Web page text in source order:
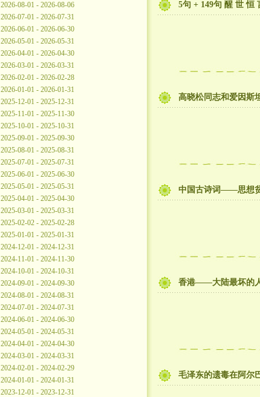
2026-08-01 - 2026-08-06
2026-07-01 - 2026-07-31
2026-06-01 - 2026-06-30
2026-05-01 - 2026-05-31
2026-04-01 - 2026-04-30
2026-03-01 - 2026-03-31
2026-02-01 - 2026-02-28
2026-01-01 - 2026-01-31
2025-12-01 - 2025-12-31
2025-11-01 - 2025-11-30
2025-10-01 - 2025-10-31
2025-09-01 - 2025-09-30
2025-08-01 - 2025-08-31
2025-07-01 - 2025-07-31
2025-06-01 - 2025-06-30
2025-05-01 - 2025-05-31
2025-04-01 - 2025-04-30
2025-03-01 - 2025-03-31
2025-02-02 - 2025-02-28
2025-01-01 - 2025-01-31
2024-12-01 - 2024-12-31
2024-11-01 - 2024-11-30
2024-10-01 - 2024-10-31
2024-09-01 - 2024-09-30
2024-08-01 - 2024-08-31
2024-07-01 - 2024-07-31
2024-06-01 - 2024-06-30
2024-05-01 - 2024-05-31
2024-04-01 - 2024-04-30
2024-03-01 - 2024-03-31
2024-02-01 - 2024-02-29
2024-01-01 - 2024-01-31
2023-12-01 - 2023-12-31
5句 + 149句 醒 世 恒
高晓松同志和爱因斯
中国古诗词——思想
香港——大陆最坏的
毛泽东的遗毒在阿